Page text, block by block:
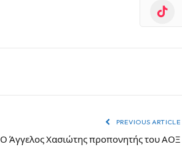
PREVIOUS ARTICLE
Ο Άγγελος Χασιώτης προπονητής του ΑΟΞ